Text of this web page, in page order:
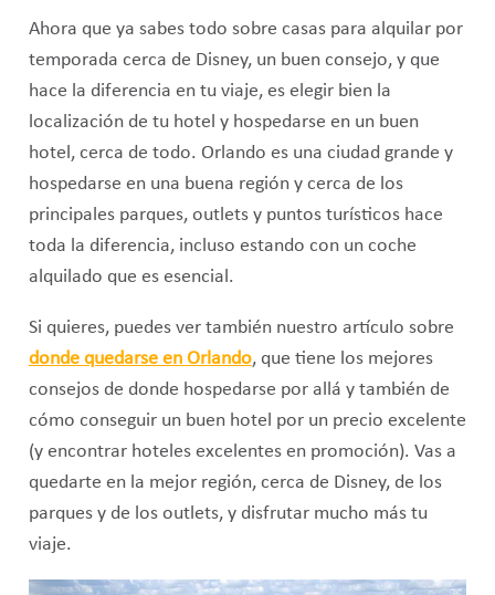
Ahora que ya sabes todo sobre casas para alquilar por
temporada cerca de Disney, un buen consejo, y que
hace la diferencia en tu viaje, es elegir bien la
localización de tu hotel y hospedarse en un buen
hotel, cerca de todo. Orlando es una ciudad grande y
hospedarse en una buena región y cerca de los
principales parques, outlets y puntos turísticos hace
toda la diferencia, incluso estando con un coche
alquilado que es esencial.
Si quieres, puedes ver también nuestro artículo sobre
donde quedarse en Orlando, que tiene los mejores
consejos de donde hospedarse por allá y también de
cómo conseguir un buen hotel por un precio excelente
(y encontrar hoteles excelentes en promoción). Vas a
quedarte en la mejor región, cerca de Disney, de los
parques y de los outlets, y disfrutar mucho más tu
viaje.